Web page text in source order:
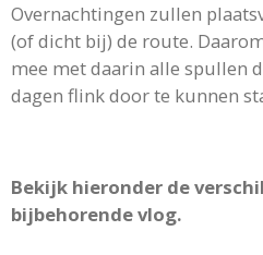
Overnachtingen zullen
(of dicht bij) de route.
mee met daarin alle spullen
dagen flink door te kunnen
Bekijk hieronder de
bijbehorende vlog.